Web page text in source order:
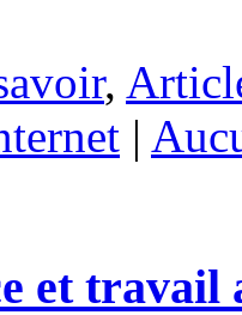
,
|
et travail